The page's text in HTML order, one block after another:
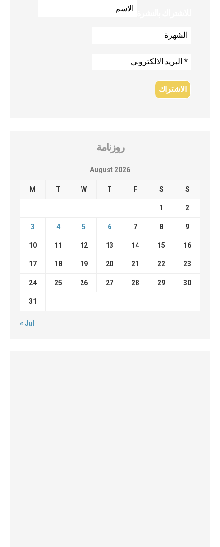
روزنامة
August 2026
M T W T F S S
1 2
3 4 5 6 7 8 9
10 11 12 13 14 15 16
17 18 19 20 21 22 23
24 25 26 27 28 29 30
31
« Jul